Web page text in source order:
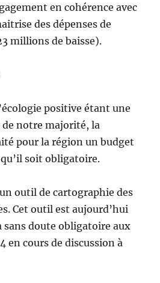
en cohérence avec
des dépenses de
millions de baisse).
positive étant une
notre majorité, la
pour la région un budget
soit obligatoire.
outil de cartographie des
Cet outil est aujourd’hui
sans doute obligatoire aux
en cours de discussion à